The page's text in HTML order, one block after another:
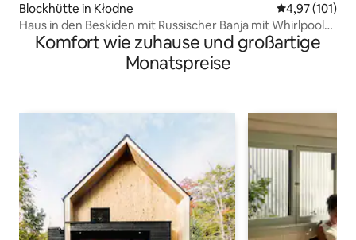
Blockhütte in Kłodne
4,97 (101)
Haus in den Beskiden mit Russischer Banja mit Whirlpool
und Sauna
Komfort wie zuhause und großartige
Monatspreise